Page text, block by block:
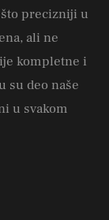
precizniji u
ali ne
kompletne i
su deo naše
u svakom